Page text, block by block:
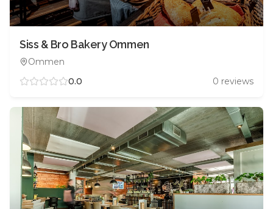
Siss & Bro Bakery Ommen
Ommen
0.0
0 reviews